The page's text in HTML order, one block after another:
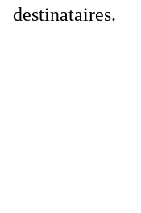
destinataires.